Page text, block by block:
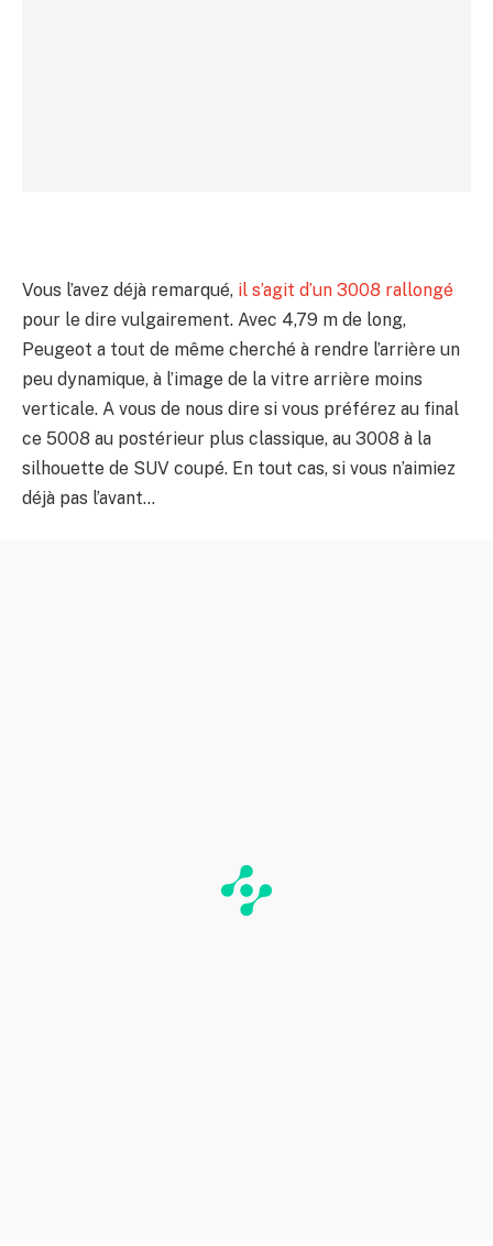
Vous l’avez déjà remarqué, il s’agit d’un 3008 rallongé
pour le dire vulgairement. Avec 4,79 m de long,
Peugeot a tout de même cherché à rendre l’arrière un
peu dynamique, à l’image de la vitre arrière moins
verticale. A vous de nous dire si vous préférez au final
ce 5008 au postérieur plus classique, au 3008 à la
silhouette de SUV coupé. En tout cas, si vous n’aimiez
déjà pas l’avant…